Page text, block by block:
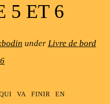
5 ET 6
under Livre de bord
va finir en